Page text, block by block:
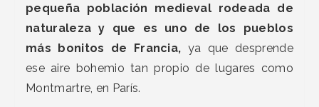
pequeña población medieval rodeada de
naturaleza y que es uno de los pueblos
más bonitos de Francia, ya que desprende
ese aire bohemio tan propio de lugares como
Montmartre, en París.